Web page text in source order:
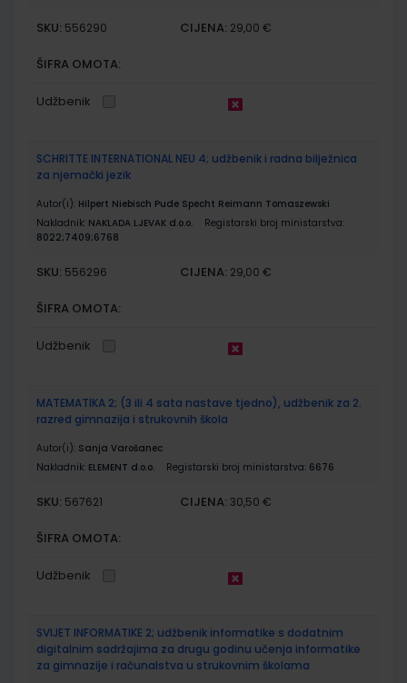
SKU: 556290 CIJENA: 29,00 €
ŠIFRA OMOTA:
Udžbenik
SCHRITTE INTERNATIONAL NEU 4; udžbenik i radna bilježnica
za njemački jezik
Autor(i): Hilpert Niebisch Pude Specht Reimann Tomaszewski
Nakladnik: NAKLADA LJEVAK d.o.o.
Registarski broj ministarstva:
8022;7409;6768
SKU: 556296 CIJENA: 29,00 €
ŠIFRA OMOTA:
Udžbenik
MATEMATIKA 2; (3 ili 4 sata nastave tjedno), udžbenik za 2.
razred gimnazija i strukovnih škola
Autor(i): Sanja Varošanec
Nakladnik: ELEMENT d.o.o. Registarski broj ministarstva: 6676
SKU: 567621 CIJENA: 30,50 €
ŠIFRA OMOTA:
Udžbenik
SVIJET INFORMATIKE 2; udžbenik informatike s dodatnim
digitalnim sadržajima za drugu godinu učenja informatike
za gimnazije i računalstva u strukovnim školama